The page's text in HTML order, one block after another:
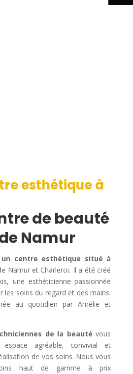
esthétique à
de beauté
Namur
un centre esthétique situé à
Namur et Charleroi. Il a été créé
une esthéticienne passionnée
les soins du regard et des mains.
au quotidien par Amélie et
de la beauté vous
agréable, convivial et
de vos soins. Nous vous
haut de gamme à prix